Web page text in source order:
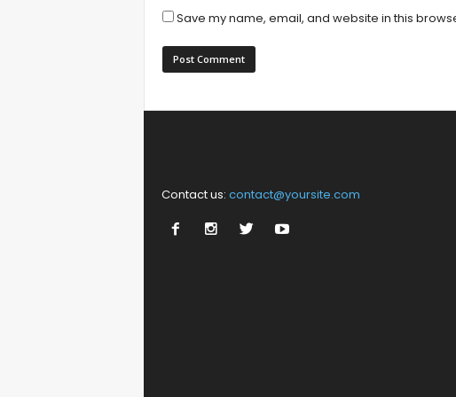
Save my name, email, and website in this
Contact us: contact@yoursite.com